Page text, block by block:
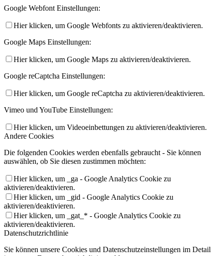
Google Webfont Einstellungen:
Hier klicken, um Google Webfonts zu aktivieren/deaktivieren.
Google Maps Einstellungen:
Hier klicken, um Google Maps zu aktivieren/deaktivieren.
Google reCaptcha Einstellungen:
Hier klicken, um Google reCaptcha zu aktivieren/deaktivieren.
Vimeo und YouTube Einstellungen:
Hier klicken, um Videoeinbettungen zu aktivieren/deaktivieren.
Andere Cookies
Die folgenden Cookies werden ebenfalls gebraucht - Sie können
auswählen, ob Sie diesen zustimmen möchten:
Hier klicken, um _ga - Google Analytics Cookie zu
aktivieren/deaktivieren.
Hier klicken, um _gid - Google Analytics Cookie zu
aktivieren/deaktivieren.
Hier klicken, um _gat_* - Google Analytics Cookie zu
aktivieren/deaktivieren.
Datenschutzrichtlinie
Sie können unsere Cookies und Datenschutzeinstellungen im Detail